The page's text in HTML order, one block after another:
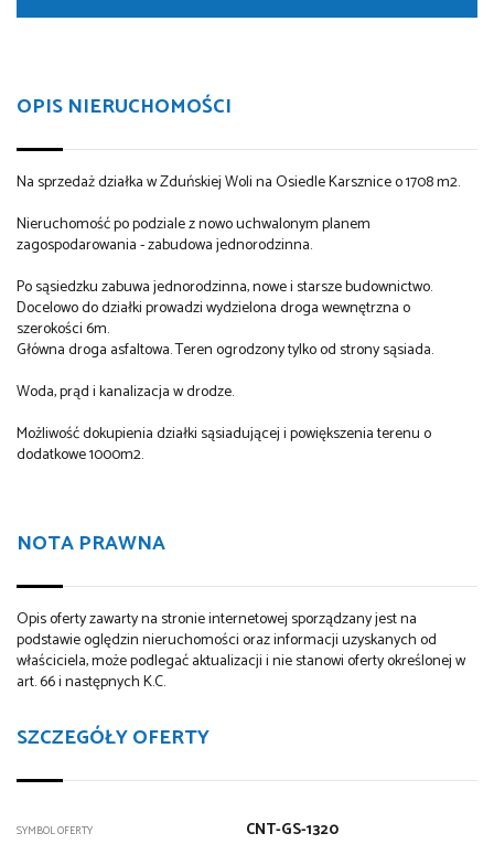
OPIS NIERUCHOMOŚCI
Na sprzedaż działka w Zduńskiej Woli na Osiedle Karsznice o 1708 m2.
Nieruchomość po podziale z nowo uchwalonym planem
zagospodarowania - zabudowa jednorodzinna.
Po sąsiedzku zabuwa jednorodzinna, nowe i starsze budownictwo.
Docelowo do działki prowadzi wydzielona droga wewnętrzna o
szerokości 6m.
Główna droga asfaltowa. Teren ogrodzony tylko od strony sąsiada.
Woda, prąd i kanalizacja w drodze.
Możliwość dokupienia działki sąsiadującej i powiększenia terenu o
dodatkowe 1000m2.
NOTA PRAWNA
Opis oferty zawarty na stronie internetowej sporządzany jest na
podstawie oględzin nieruchomości oraz informacji uzyskanych od
właściciela, może podlegać aktualizacji i nie stanowi oferty określonej w
art. 66 i następnych K.C.
SZCZEGÓŁY OFERTY
SYMBOL OFERTY CNT-GS-1320